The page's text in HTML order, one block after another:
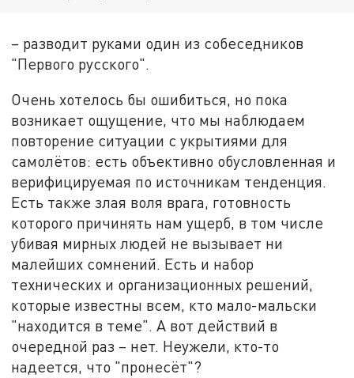
– разводит руками один из собеседников
"Первого русского".
Очень хотелось бы ошибиться, но пока
возникает ощущение, что мы наблюдаем
повторение ситуации с укрытиями для
самолётов: есть объективно обусловленная и
верифицируемая по источникам тенденция.
Есть также злая воля врага, готовность
которого причинять нам ущерб, в том числе
убивая мирных людей не вызывает ни
малейших сомнений. Есть и набор
технических и организационных решений,
которые известны всем, кто мало-мальски
"находится в теме". А вот действий в
очередной раз – нет. Неужели, кто-то
надеется, что "пронесёт"?